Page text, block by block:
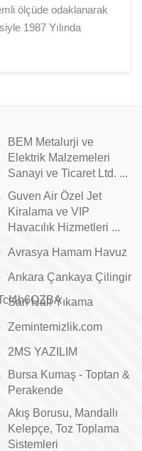
ölçüde odaklanarak
1987 Yılında
BEM Metalurji ve
Elektrik Malzemeleri
Sanayi ve Ticaret Ltd. ...
Guven Air Özel Jet
Kiralama ve VIP
Havacılık Hizmetleri ...
Avrasya Hamam Havuz
Ankara Çankaya Çilingir
Sarı Halı Yıkama
Zemintemizlik.com
2MS YAZILIM
Bursa Kumaş - Toptan &
Perakende
Akış Borusu, Mandallı
Kelepçe, Toz Toplama
Sistemleri